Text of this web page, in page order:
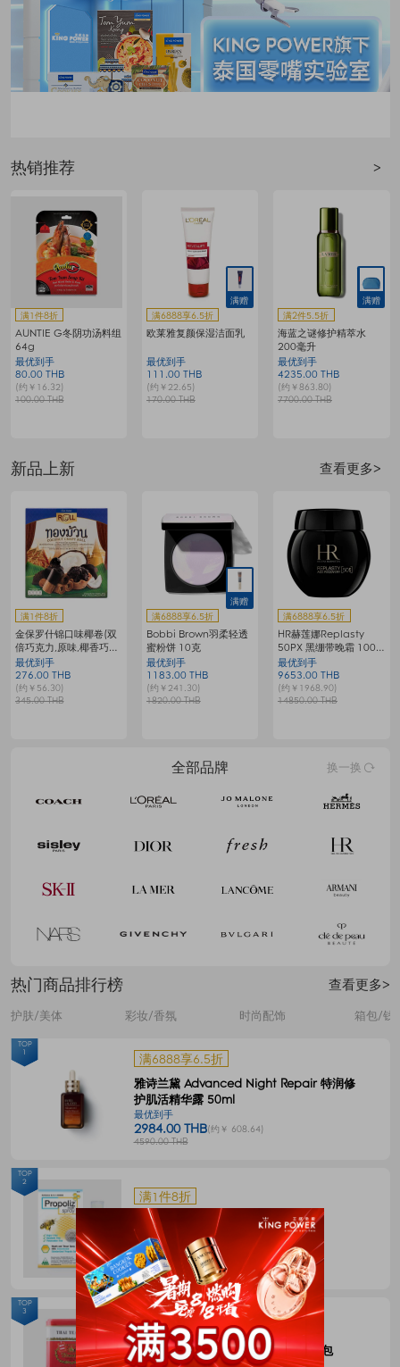
热销推荐 >
满1件8折
AUNTIE G冬阴功汤料组
64g
最优到手
80.00 THB
(约￥16.32)
100.00 THB
满赠
满6888享6.5折
欧莱雅复颜保湿洁面乳
最优到手
111.00 THB
(约￥22.65)
170.00 THB
满赠
满2件5.5折
海蓝之谜修护精萃水
200毫升
最优到手
4235.00 THB
(约￥863.80)
7700.00 THB
新品上新 查看更多>
满1件8折
金保罗什锦口味椰卷(双
倍巧克力,原味,椰香巧克
力脆皮杯,巧克力糖皮
最优到手
276.00 THB
(约￥56.30)
345.00 THB
满赠
满6888享6.5折
Bobbi Brown羽柔轻透
蜜粉饼 10克
最优到手
1183.00 THB
(约￥241.30)
1820.00 THB
满6888享6.5折
HR赫莲娜Replasty
50PX 黑绷带晚霜 100
毫升
最优到手
9653.00 THB
(约￥1968.90)
14850.00 THB
全部品牌 换一换
热门商品排行榜 查看更多>
护肤/美体 彩妆/香氛 时尚配饰 箱包/钱
满6888享6.5折
雅诗兰黛 Advanced Night Repair 特润修
护肌活精华露 50ml
最优到手
2984.00 THB(约￥ 608.64)
4590.00 THB
TOP
1
满1件8折
Propoliz 蜂胶口腔喷剂 15毫升
最优到手
120.00 THB(约￥ 24.48)
150.00 THB
TOP
2
满1件8折
CHATRAMUE泰国手标红茶包4g*50包
TOP
3